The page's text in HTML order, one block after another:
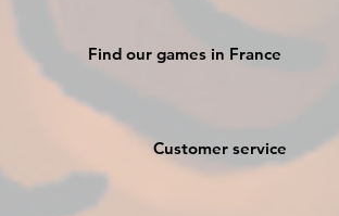
Find our games in France
Customer service